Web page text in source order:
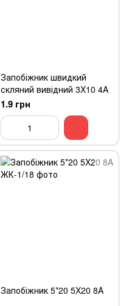
Запобіжник швидкий
скляний вивідний 3X10 4A
1.9 грн
Запобіжник 5*20 5X20 8A